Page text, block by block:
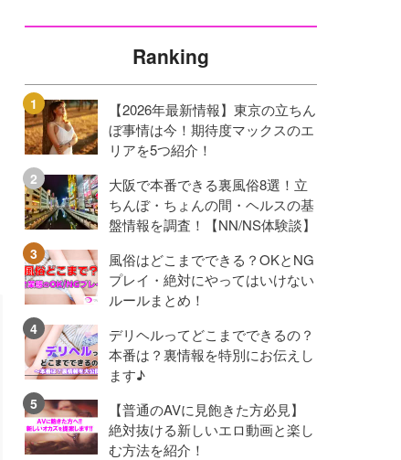
Ranking
【2026年最新情報】東京の立ちん
ぼ事情は今！期待度マックスのエ
リアを5つ紹介！
大阪で本番できる裏風俗8選！立
ちんぼ・ちょんの間・ヘルスの基
盤情報を調査！【NN/NS体験談】
風俗はどこまでできる？OKとNG
プレイ・絶対にやってはいけない
ルールまとめ！
デリヘルってどこまでできるの？
本番は？裏情報を特別にお伝えし
ます♪
【普通のAVに見飽きた方必見】
絶対抜ける新しいエロ動画と楽し
む方法を紹介！